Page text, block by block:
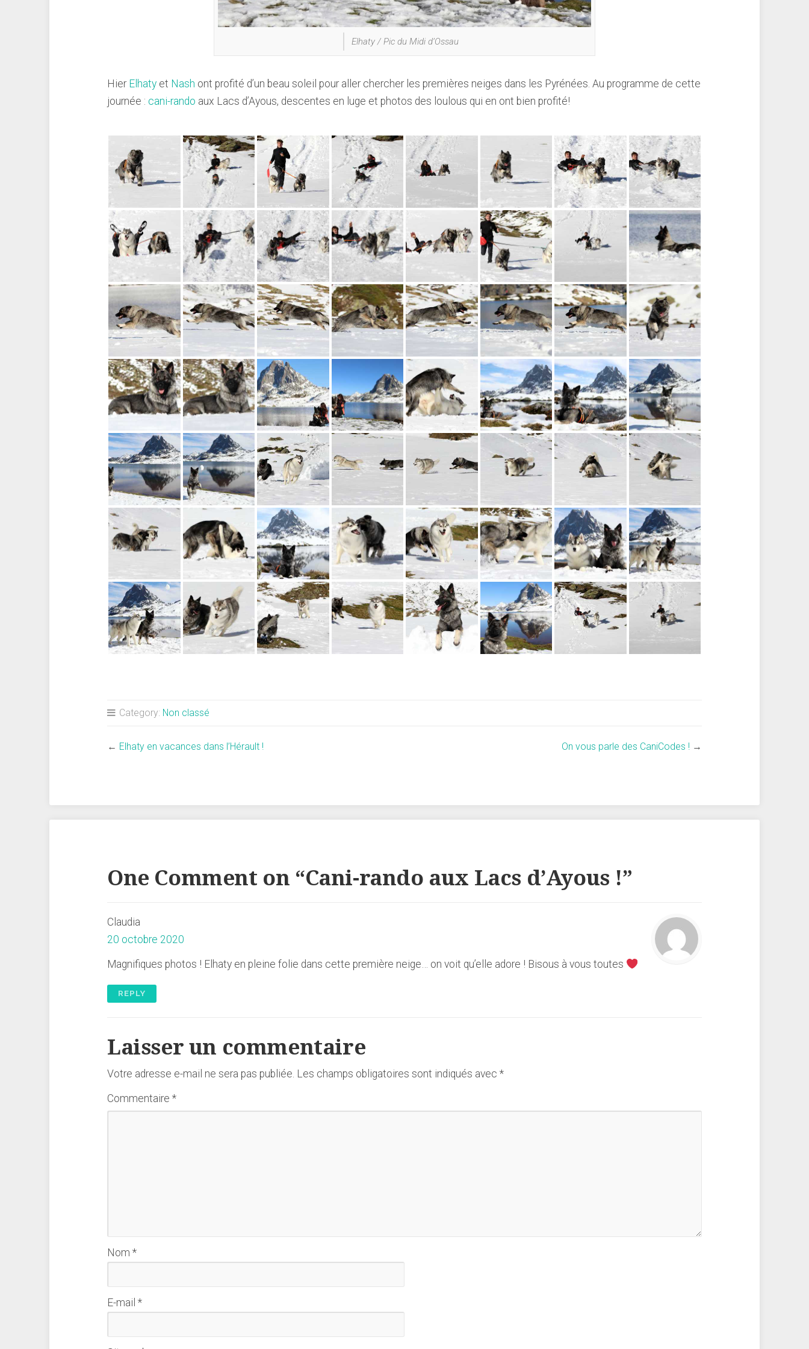
Elhaty / Pic du Midi d’Ossau
Hier Elhaty et Nash ont profité d’un beau soleil pour aller chercher les premières neiges dans les Pyrénées. Au programme de cette
journée : cani-rando aux Lacs d’Ayous, descentes en luge et photos des loulous qui en ont bien profité!
Category: Non classé
← Elhaty en vacances dans l’Hérault ! On vous parle des CaniCodes ! →
One Comment on “Cani-rando aux Lacs d’Ayous !”
Claudia
20 octobre 2020
Magnifiques photos ! Elhaty en pleine folie dans cette première neige… on voit qu’elle adore ! Bisous à vous toutes
REPLY
Laisser un commentaire
Votre adresse e-mail ne sera pas publiée. Les champs obligatoires sont indiqués avec *
Commentaire *
Nom *
E-mail *